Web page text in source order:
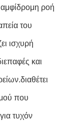
ροή
του
ισχυρή
και
που
τυχόν